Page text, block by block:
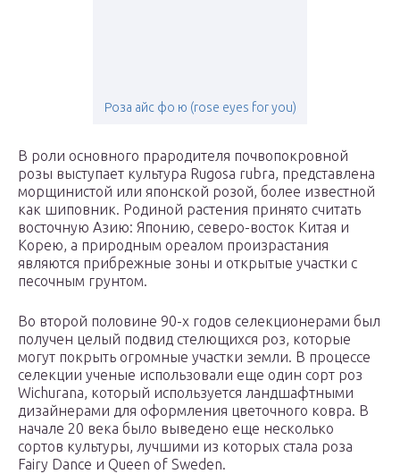
Роза айс фо ю (rose eyes for you)
В роли основного прародителя почвопокровной
розы выступает культура Rugosa rubra, представлена
морщинистой или японской розой, более известной
как шиповник. Родиной растения принято считать
восточную Азию: Японию, северо-восток Китая и
Корею, а природным ореалом произрастания
являются прибрежные зоны и открытые участки с
песочным грунтом.
Во второй половине 90-х годов селекционерами был
получен целый подвид стелющихся роз, которые
могут покрыть огромные участки земли. В процессе
селекции ученые использовали еще один сорт роз
Wichurana, который используется ландшафтными
дизайнерами для оформления цветочного ковра. В
начале 20 века было выведено еще несколько
сортов культуры, лучшими из которых стала роза
Fairy Dance и Queen of Sweden.